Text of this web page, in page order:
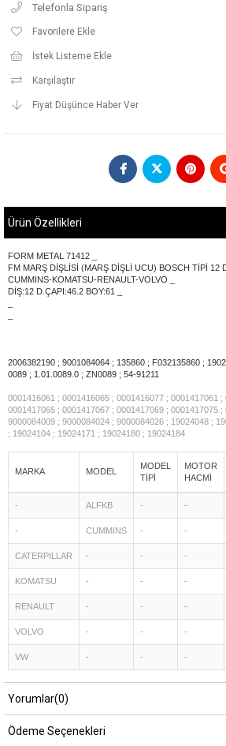
Telefonla Sipariş
Favorilere Ekle
İstek Listeme Ekle
Karşılaştır
Fiyat Düşünce Haber Ver
Ürün Özellikleri
FORM METAL 71412 _
FM MARŞ DİŞLİSİ (MARŞ DİŞLİ UCU) BOSCH TİPİ 12
CUMMINS-KOMATSU-RENAULT-VOLVO _
DİŞ:12 D.ÇAPI:46.2 BOY:61 _
2006382190 ; 9001084064 ; 135860 ; F032135860 ;
0089 ; 1.01.0089.0 ; ZN0089 ; 54-91211
0001416061 ; 0001416065 ; 0001416077 ; 0001417061
0001417065 ; 0001417067 ; 0001417069 ; 0001417075
9000084009 ; 9000084024 ; 9000084026 ; 19024048 ;
; 19024104 ; 19024171 ; 19024180 ; 19024184
MARKA MODEL
MODEL
TİPİ
MOTOR
HACMİ
- ALFKB - -
- CUMMINS - -
CATERPILLAR - - -
KOMATSU - - -
RENAULT - - -
VOLVO - - -
VW - - -
Yorumlar(0)
Ödeme Seçenekleri